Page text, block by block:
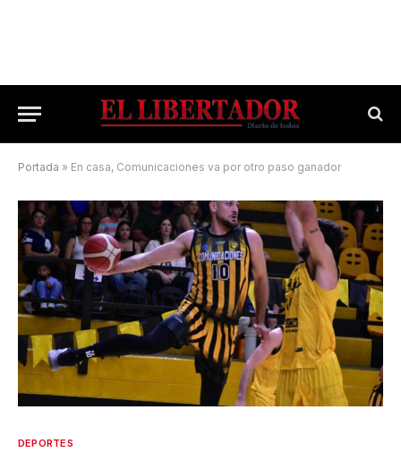
Portada » En casa, Comunicaciones va por otro paso ganador
DEPORTES